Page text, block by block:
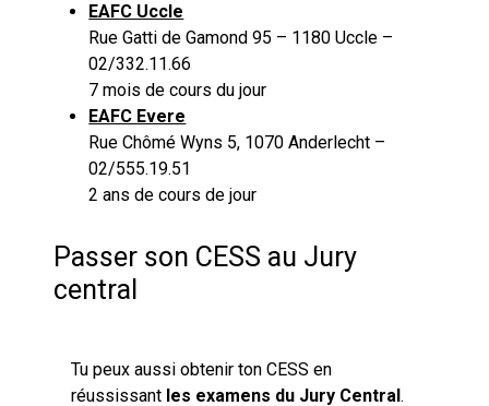
EAFC Uccle
Rue Gatti de Gamond 95 – 1180 Uccle –
02/332.11.66
7 mois de cours du jour
EAFC Evere
Rue Chômé Wyns 5, 1070 Anderlecht –
02/555.19.51
2 ans de cours de jour
Passer son CESS au Jury
central
Tu peux aussi obtenir ton CESS en
réussissant les examens du Jury Central.